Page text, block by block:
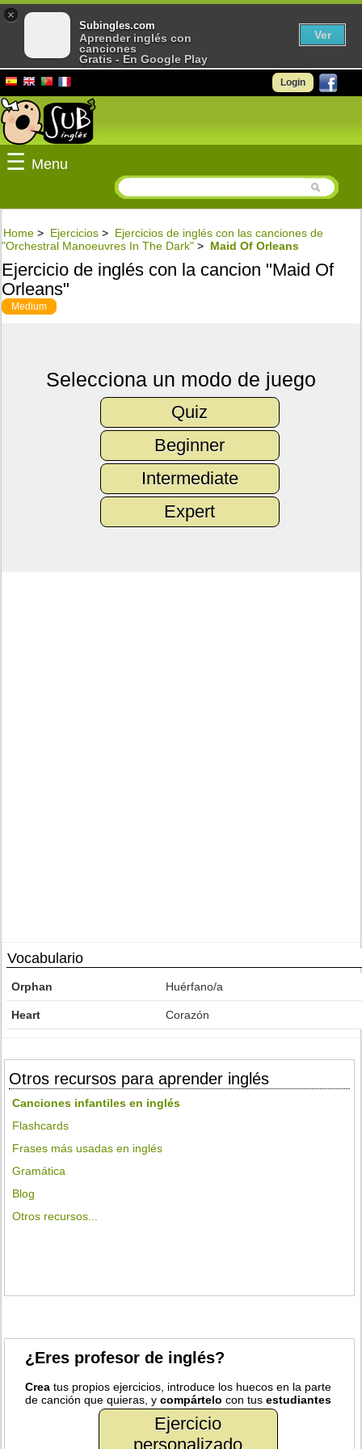
Login
☰ Menu
Home > Ejercicios > Ejercicios de inglés con las canciones de
"Orchestral Manoeuvres In The Dark" > Maid Of Orleans
Ejercicio de inglés con la cancion "Maid Of
Orleans"
Medium
Selecciona un modo de juego
Quiz
Beginner
Intermediate
Expert
Vocabulario
Orphan Huérfano/a
Heart Corazón
Otros recursos para aprender inglés
Canciones infantiles en inglés
Flashcards
Frases más usadas en inglés
Gramática
Blog
Otros recursos...
¿Eres profesor de inglés?
Crea tus propios ejercicios, introduce los huecos en la parte
de canción que quieras, ycompártelo con tusestudiantes
Ejercicio
personalizado
×
Subingles.com
Aprender inglés con
canciones
Gratis - En Google Play
Ver